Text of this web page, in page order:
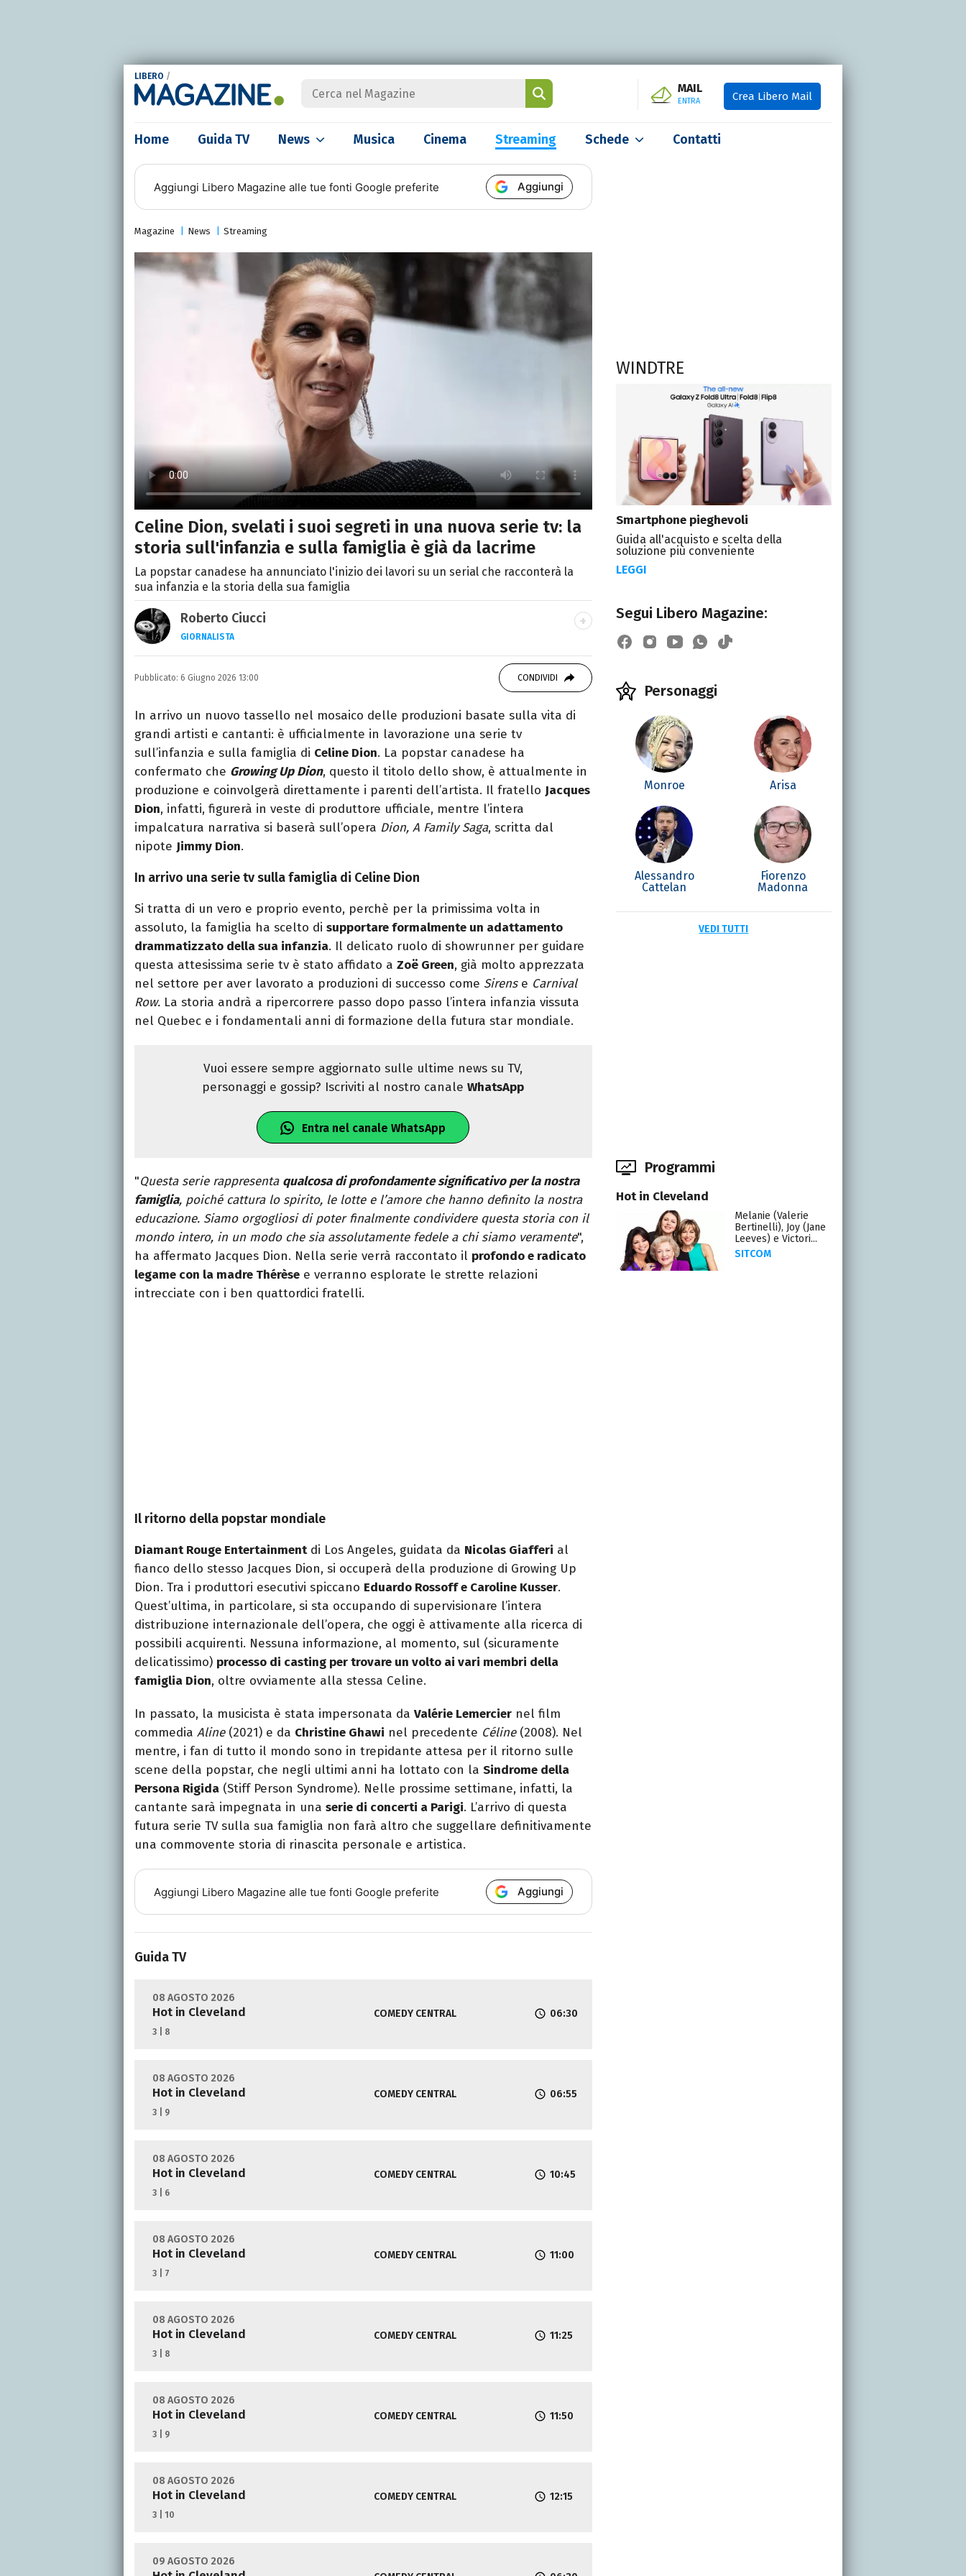
LIBERO /
MAIL
ENTRA Crea Libero Mail
Home Guida TV News Musica Cinema Streaming Schede Contatti
Aggiungi Libero Magazine alle tue fonti Google preferite Aggiungi
Magazine News Streaming
Celine Dion, svelati i suoi segreti in una nuova serie tv: la
storia sull'infanzia e sulla famiglia è già da lacrime
La popstar canadese ha annunciato l'inizio dei lavori su un serial che racconterà la
sua infanzia e la storia della sua famiglia
Roberto Ciucci
GIORNALISTA
INSTAGRAM
FACEBOOK
Appassionato di sport, avido consumatore di manga e film, cultore di
tutto ciò che è stato girato da Quentin Tarantino e musicista nel
tempo libero.
Pubblicato: 6 Giugno 2026 13:00 CONDIVIDI
In arrivo un nuovo tassello nel mosaico delle produzioni basate sulla vita di
grandi artisti e cantanti: è ufficialmente in lavorazione una serie tv
sull’infanzia e sulla famiglia di Celine Dion. La popstar canadese ha
confermato che Growing Up Dion, questo il titolo dello show, è attualmente in
produzione e coinvolgerà direttamente i parenti dell’artista. Il fratello Jacques
Dion, infatti, figurerà in veste di produttore ufficiale, mentre l’intera
impalcatura narrativa si baserà sull’opera Dion, A Family Saga, scritta dal
nipote Jimmy Dion.
In arrivo una serie tv sulla famiglia di Celine Dion
Si tratta di un vero e proprio evento, perchè per la primissima volta in
assoluto, la famiglia ha scelto di supportare formalmente un adattamento
drammatizzato della sua infanzia. Il delicato ruolo di showrunner per guidare
questa attesissima serie tv è stato affidato a Zoë Green, già molto apprezzata
nel settore per aver lavorato a produzioni di successo come Sirense Carnival
Row. La storia andrà a ripercorrere passo dopo passo l’intera infanzia vissuta
nel Quebec e i fondamentali anni di formazione della futura star mondiale.
Vuoi essere sempre aggiornato sulle ultime news su TV,
personaggi e gossip? Iscriviti al nostro canaleWhatsApp
Entra nel canale WhatsApp
"Questa serie rappresenta qualcosa di profondamente significativo per la nostra
famiglia, poiché cattura lo spirito, le lotte e l’amore che hanno definito la nostra
educazione. Siamo orgogliosi di poter finalmente condividere questa storia con il
mondo intero, in un modo che sia assolutamente fedele a chi siamo veramente",
ha affermato Jacques Dion. Nella serie verrà raccontato il profondo e radicato
legame con la madre Thérèse e verranno esplorate le strette relazioni
intrecciate con i ben quattordici fratelli.
Il ritorno della popstar mondiale
Diamant Rouge Entertainmentdi Los Angeles, guidata da Nicolas Giafferi al
fianco dello stesso Jacques Dion, si occuperà della produzione di Growing Up
Dion. Tra i produttori esecutivi spiccano Eduardo Rossoff e Caroline Kusser.
Quest’ultima, in particolare, si sta occupando di supervisionare l’intera
distribuzione internazionale dell’opera, che oggi è attivamente alla ricerca di
possibili acquirenti. Nessuna informazione, al momento, sul (sicuramente
delicatissimo) processo di casting per trovare un volto ai vari membri della
famiglia Dion, oltre ovviamente alla stessa Celine.
In passato, la musicista è stata impersonata da Valérie Lemercier nel film
commedia Aline(2021) e da Christine Ghawi nel precedente Céline(2008). Nel
mentre, i fan di tutto il mondo sono in trepidante attesa per il ritorno sulle
scene della popstar, che negli ultimi anni ha lottato con la Sindrome della
Persona Rigida (Stiff Person Syndrome). Nelle prossime settimane, infatti, la
cantante sarà impegnata in una serie di concerti a Parigi. L’arrivo di questa
futura serie TV sulla sua famiglia non farà altro che suggellare definitivamente
una commovente storia di rinascita personale e artistica.
Aggiungi Libero Magazine alle tue fonti Google preferite Aggiungi
Guida TV
08 AGOSTO 2026
Hot in Cleveland
3 | 8
COMEDY CENTRAL 06:30
08 AGOSTO 2026
Hot in Cleveland
3 | 9
COMEDY CENTRAL 06:55
08 AGOSTO 2026
Hot in Cleveland
3 | 6
COMEDY CENTRAL 10:45
08 AGOSTO 2026
Hot in Cleveland
3 | 7
COMEDY CENTRAL 11:00
08 AGOSTO 2026
Hot in Cleveland
3 | 8
COMEDY CENTRAL 11:25
08 AGOSTO 2026
Hot in Cleveland
3 | 9
COMEDY CENTRAL 11:50
08 AGOSTO 2026
Hot in Cleveland
3 | 10
COMEDY CENTRAL 12:15
09 AGOSTO 2026
WINDTRE
Smartphone pieghevoli
Guida all'acquisto e scelta della
soluzione più conveniente
LEGGI
Segui Libero Magazine:
Personaggi
Monroe Arisa
Alessandro
Cattelan
Fiorenzo
Madonna
VEDI TUTTI
Programmi
Hot in Cleveland
Melanie (Valerie
Bertinelli), Joy (Jane
Leeves) e Victori...
SITCOM